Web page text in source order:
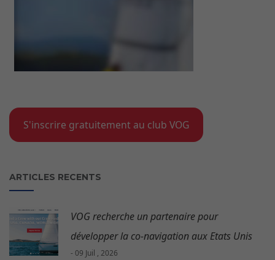
S'inscrire gratuitement au club VOG
ARTICLES RECENTS
VOG recherche un partenaire pour
développer la co-navigation aux Etats Unis
- 09 Juil , 2026